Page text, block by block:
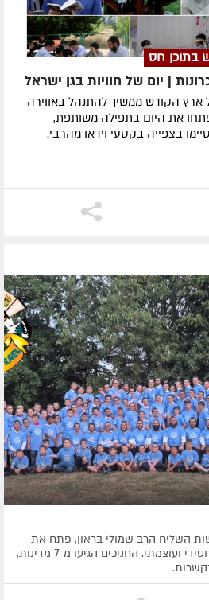
בתוכן חס
| יום של חוויות בגן ישראל
ארץ הקודש ממשיך להתנהל באווירה
את היום בתפילה משותפת,
בצפייה בקטעי וידאו מהרבי.
השליח הרב שמולי בראון, פתח את
שעריו ל־117 ילדים שיחוו קיץ חסידי ועוצמתי. החניכים הגיעו מ־7 מדינות,